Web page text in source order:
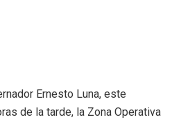
Ernesto Luna, este
de la tarde, la Zona Operativa